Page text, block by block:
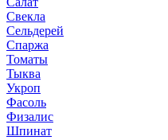
Свекла
Сельдерей
Спаржа
Томаты
Тыква
Укроп
Фасоль
Физалис
Шпинат